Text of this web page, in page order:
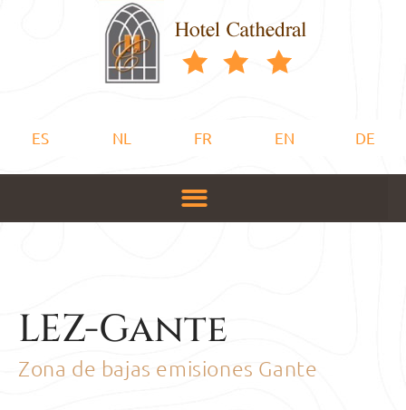
ES NL FR EN DE
LEZ-Gante
Zona de bajas emisiones Gante